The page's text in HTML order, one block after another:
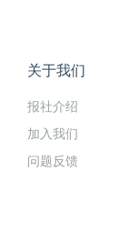
关于我们
报社介绍
加入我们
问题反馈